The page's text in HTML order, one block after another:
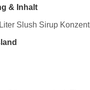
& Inhalt
Slush Sirup